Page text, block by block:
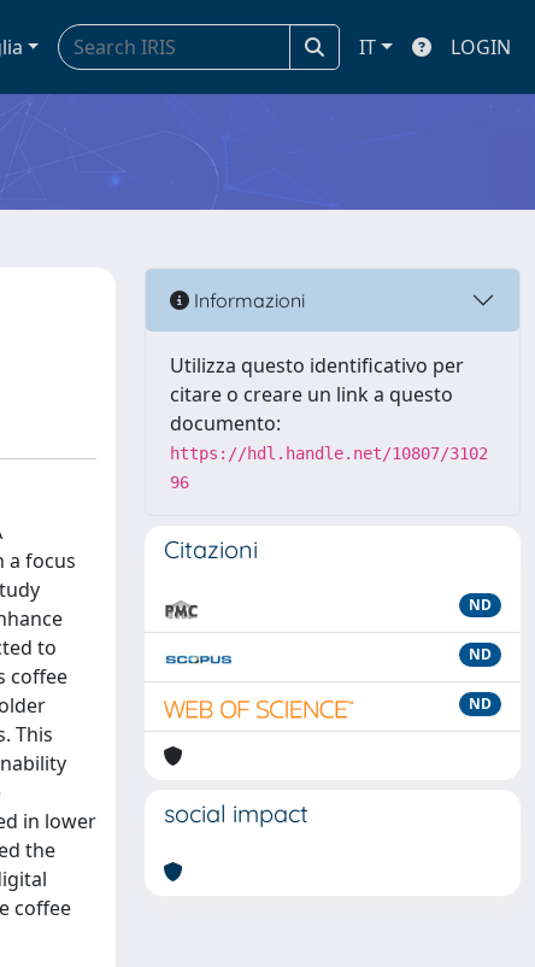
IT LOGIN
a focus
to
coffee
This
in lower
the
coffee
Informazioni
Utilizza questo identificativo per
citare o creare un link a questo
documento:
https://hdl.handle.net/10807/3102
96
Citazioni
ND
ND
ND
social impact